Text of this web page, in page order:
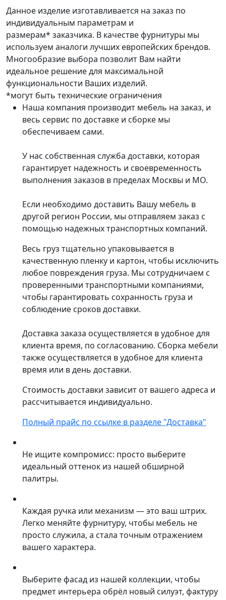
Данное изделие изготавливается на заказ по
индивидуальным параметрам и
размерам* заказчика. В качестве фурнитуры мы
используем аналоги лучших европейских брендов.
Многообразие выбора позволит Вам найти
идеальное решение для максимальной
функциональности Ваших изделий.
*могут быть технические ограничения
Наша компания производит мебель на заказ, и
весь сервис по доставке и сборке мы
обеспечиваем сами.
У нас собственная служба доставки, которая
гарантирует надежность и своевременность
выполнения заказов в пределах Москвы и МО.
Если необходимо доставить Вашу мебель в
другой регион России, мы отправляем заказ с
помощью надежных транспортных компаний.
Весь груз тщательно упаковывается в
качественную пленку и картон, чтобы исключить
любое повреждения груза. Мы сотрудничаем с
проверенными транспортными компаниями,
чтобы гарантировать сохранность груза и
соблюдение сроков доставки.
Доставка заказа осуществляется в удобное для
клиента время, по согласованию. Сборка мебели
также осуществляется в удобное для клиента
время или в день доставки.
Стоимость доставки зависит от вашего адреса и
рассчитывается индивидуально.
Полный прайс по ссылке в разделе "Доставка"
Не ищите компромисс: просто выберите
идеальный оттенок из нашей обширной
палитры.
Каждая ручка или механизм — это ваш штрих.
Легко меняйте фурнитуру, чтобы мебель не
просто служила, а стала точным отражением
вашего характера.
Выберите фасад из нашей коллекции, чтобы
предмет интерьера обрёл новый силуэт, фактуру